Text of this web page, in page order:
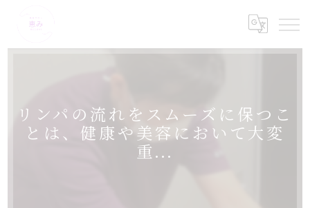
リンパの流れをスムーズに保つこ
とは、健康や美容において大変
重...